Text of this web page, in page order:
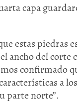
capa
estas piedras
ancho del corte
confirmado
a
parte norte”.